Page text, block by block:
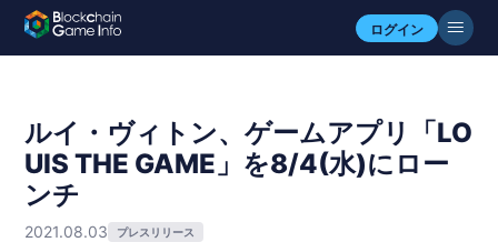
ログイン
ルイ・ヴィトン、ゲームアプリ「LO
UIS THE GAME」を8/4(水)にロー
ンチ
2021.08.03 プレスリリース